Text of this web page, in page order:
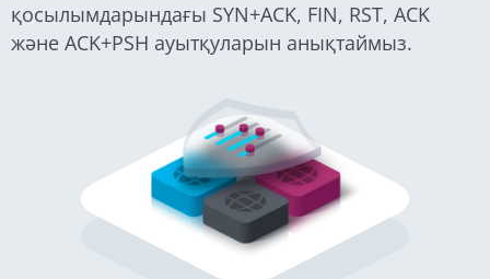
қосылымдарындағы SYN+ACK, FIN, RST, ACK
және ACK+PSH ауытқуларын анықтаймыз.